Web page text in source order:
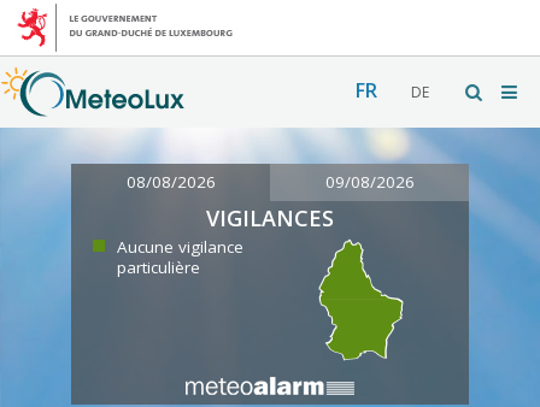
FR DE
08/08/2026 09/08/2026
VIGILANCES
Aucune vigilance
particulière